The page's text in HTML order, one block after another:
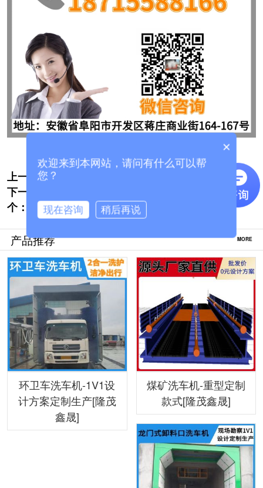
上一个: 北京搅拌车洗车机价钱怎么样[隆茂鑫晟]
下一
个：
商用龙门式半挂车洗车机-无需人工值守24小
时自动清洗[隆茂鑫晟]
产品推荐 MORE
环卫车洗车机-1V1设
计方案定制生产[隆茂
鑫晟]
煤矿洗车机-重型定制
款式[隆茂鑫晟]
×
欢迎来到本网站，请问有什么可以帮
您？
现在咨询 稍后再说